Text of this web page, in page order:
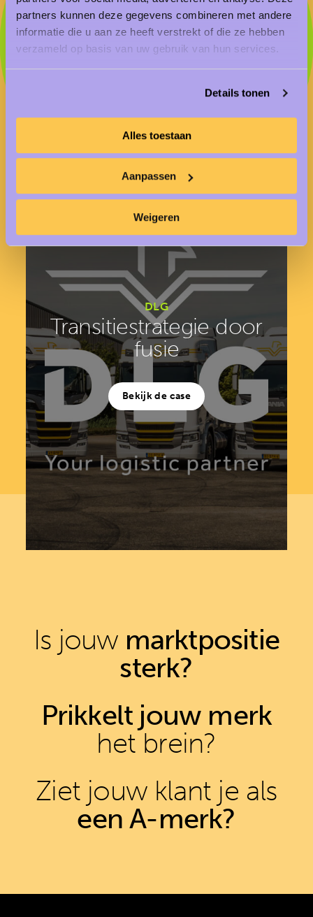
partners kunnen deze gegevens combineren met andere
informatie die u aan ze heeft verstrekt of die ze hebben
verzameld op basis van uw gebruik van hun services.
Details tonen
Alles toestaan
Aanpassen
Weigeren
Cases over
merkstrategie
DLG
Transitiestrategie door
fusie
Bekijk de case
Is jouw marktpositie
sterk?
Prikkelt jouw merk
het brein?
Ziet jouw klant je als
een A-merk?